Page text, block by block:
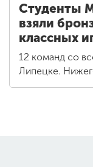
Студенты
взяли
классных
12 команд со
Липецке.